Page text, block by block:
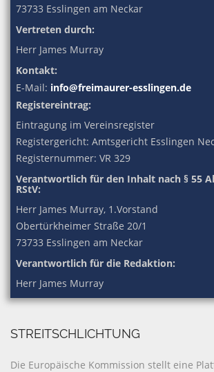
73733 Esslingen am Neckar
Vertreten durch:
Herr James Murray
Kontakt:
E-Mail: info@freimaurer-esslingen.de
Registereintrag:
Eintragung im Vereinsregister
Registergericht: Amtsgericht Esslingen
Registernummer: VR 329
Verantwortlich für den Inhalt nach § 55
RStV:
Herr James Murray, 1.Vorstand
Obertürkheimer Straße 20/1
73733 Esslingen am Neckar
Verantwortlich für die Redaktion:
Herr James Murray
STREITSCHLICHTUNG
Die Europäische Kommission stellt eine